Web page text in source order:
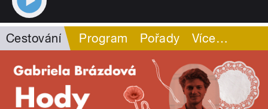
Cestování Program Pořady Více…